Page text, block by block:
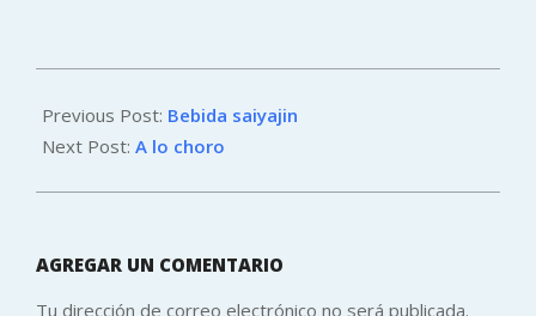
grotescamente intenso.
estar…
10-
30
Previous Post: Bebida saiyajin
Next Post: A lo choro
AGREGAR UN COMENTARIO
Tu dirección de correo electrónico no será publicada.